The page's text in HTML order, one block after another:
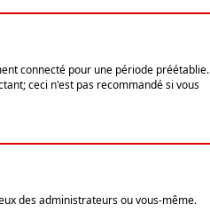
connecté pour une période préétablie.
ceci n'est pas recommandé si vous
des administrateurs ou vous-même.